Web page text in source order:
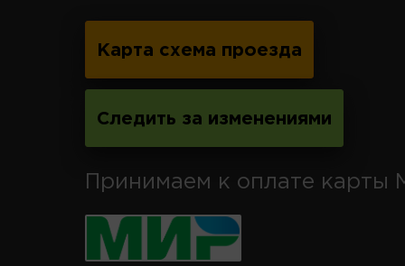
Карта схема проезда
Следить за изменениями
Принимаем к оплате карты